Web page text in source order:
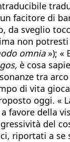
facitore di
da sveglio
non
omnia»); «
è cosa
tra
di vita
oggi. «
favore della
del
riportati a se